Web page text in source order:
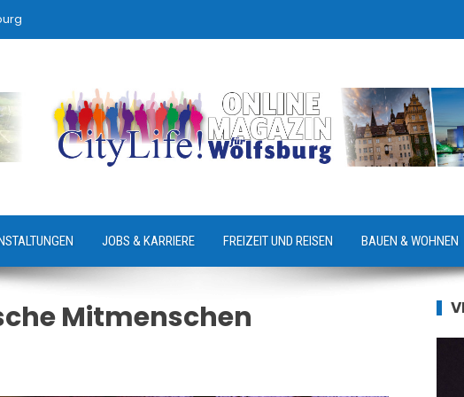
JOBS & KARRIERE FREIZEIT UND REISEN BAUEN & WOHNEN
Mitmenschen